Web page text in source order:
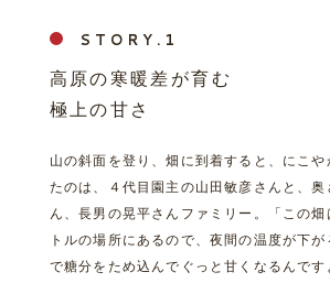
STORY.
高原の寒暖差が育む
極上の甘さ
山の斜面を登り、畑に到着すると、にこ
たのは、４代目園主の山田敏彦さんと、奥
ん、長男の晃平さんファミリー。「この
トルの場所にあるので、夜間の温度が下
で糖分をため込んでぐっと甘くなるんです